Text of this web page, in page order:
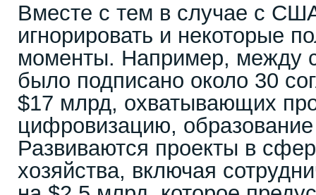
Вместе с тем в случае с
игнорировать и некоторые
моменты. Например, между
было подписано около 30
$17 млрд, охватывающих
цифровизацию,
Развиваются проекты в
хозяйства, включая